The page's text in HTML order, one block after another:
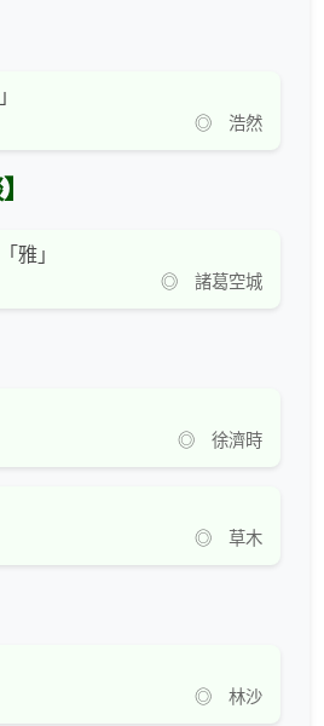
◎ 浩然
雅」
◎ 諸葛空城
◎ 徐濟時
◎ 草木
◎ 林沙